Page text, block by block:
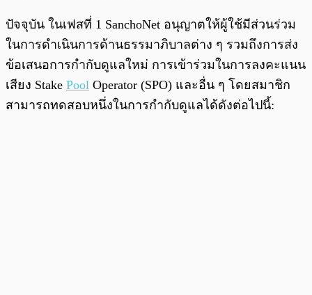
ปัจจุบัน ในเฟสที่ 1 SanchoNet อนุญาตให้ผู้ใช้มีส่วนร่วม
ในการดำเนินการด้านธรรมาภิบาลต่าง ๆ รวมถึงการส่ง
ข้อเสนอการกำกับดูแลใหม่ การเข้าร่วมในการลงคะแนน
เสียง Stake Pool Operator (SPO) และอื่น ๆ โดยสมาชิก
สามารถทดสอบหนึ่งในการกำกับดูแลได้ดังต่อไปนี้: